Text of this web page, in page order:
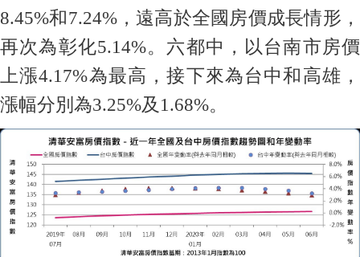
8.45%和7.24%，遠高於全國房價成長情形，
再次為彰化5.14%。六都中，以台南市房價
上漲4.17%為最高，接下來為台中和高雄，
漲幅分別為3.25%及1.68%。